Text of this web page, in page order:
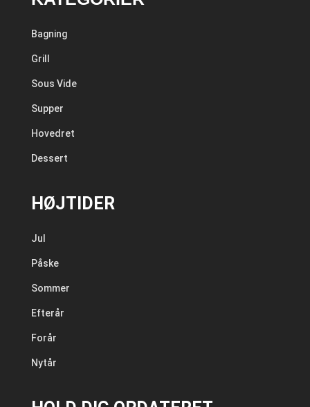
Bagning
Grill
Sous Vide
Supper
Hovedret
Dessert
HØJTIDER
Jul
Påske
Sommer
Efterår
Forår
Nytår